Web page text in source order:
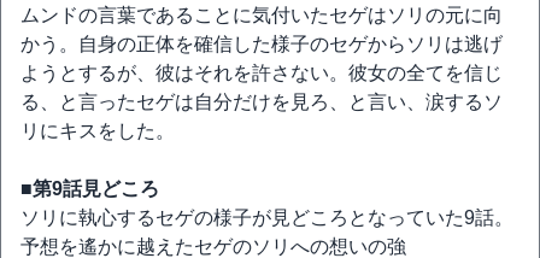
ムンドの言葉であることに気付いたセゲはソリの元に向
かう。自身の正体を確信した様子のセゲからソリは逃げ
ようとするが、彼はそれを許さない。彼女の全てを信じ
る、と言ったセゲは自分だけを見ろ、と言い、涙するソ
リにキスをした。
■第9話見どころ
ソリに執心するセゲの様子が見どころとなっていた9話。
予想を遙かに越えたセゲのソリへの想いの強